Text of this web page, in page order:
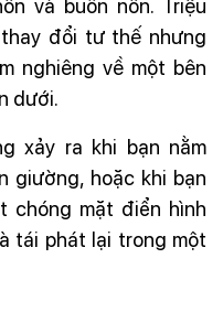
và buồn nôn. Triệu
đổi tư thế nhưng
nghiêng về một bên
dưới.
xảy ra khi bạn nằm
giường, hoặc khi bạn
chóng mặt điển hình
tái phát lại trong một